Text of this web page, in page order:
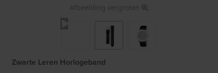
Afbeelding vergroten
Zwarte Leren Horlogeband